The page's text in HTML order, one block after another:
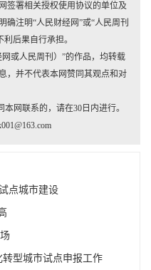
签署相关授权使用协议的单位及
注明“人民财经网”或“人民周刊
后果自行承担。
或人民周刊）”的作品，均转载
，并不代表本网赞同其观点和对
网联系的，请在30日内进行。
点城市建设
型城市试点申报工作